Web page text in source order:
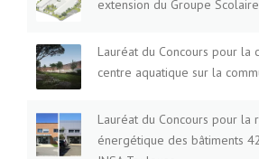
extension du Groupe
Lauréat du Concours pour la
centre aquatique sur la
Lauréat du Concours pour la
énergétique des bâtiments